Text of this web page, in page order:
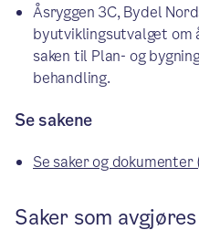
Åsryggen 3C, Bydel
byutviklingsutvalget om
saken til Plan- og
behandling.
Se sakene
Se saker og dokumenter
Saker som